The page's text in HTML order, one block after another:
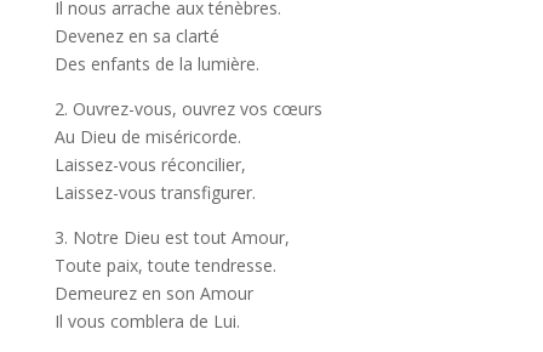
Il nous arrache aux ténèbres.
Devenez en sa clarté
Des enfants de la lumière.
2. Ouvrez-vous, ouvrez vos cœurs
Au Dieu de miséricorde.
Laissez-vous réconcilier,
Laissez-vous transfigurer.
3. Notre Dieu est tout Amour,
Toute paix, toute tendresse.
Demeurez en son Amour
Il vous comblera de Lui.